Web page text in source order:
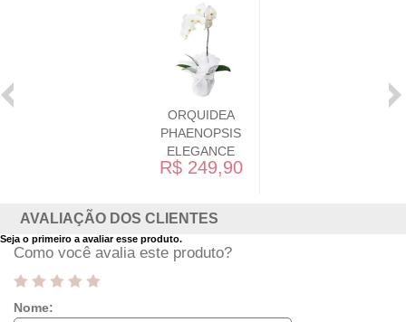
ORQUIDEA
PHAENOPSIS
ELEGANCE
R$ 249,90
AVALIAÇÃO DOS CLIENTES
Seja o primeiro a avaliar esse produto.
Como você avalia este produto?
Nome: